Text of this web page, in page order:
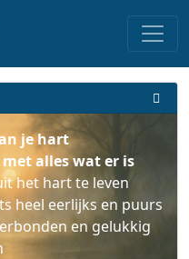
je hart
alles wat er is
het hart te leven
heel eerlijks en puurs
en gelukkig